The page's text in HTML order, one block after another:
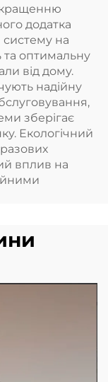
додатка
систему на
та оптимальну
від дому.
надійну
зберігає
Екологічний
вплив на